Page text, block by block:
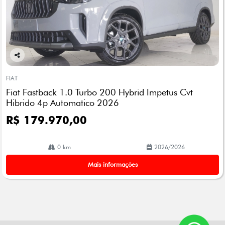
Co
arti
lhe
FIAT
Fiat Fastback 1.0 Turbo 200 Hybrid Impetus Cvt
Hibrido 4p Automatico 2026
R$ 179.970,00
0 km 2026/2026
Mais informações